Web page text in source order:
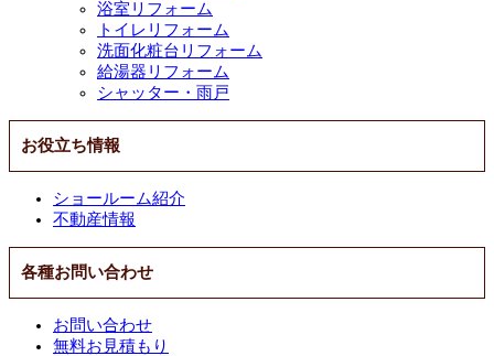
浴室リフォーム
トイレリフォーム
洗面化粧台リフォーム
給湯器リフォーム
シャッター・雨戸
お役立ち情報
ショールーム紹介
不動産情報
各種お問い合わせ
お問い合わせ
無料お見積もり